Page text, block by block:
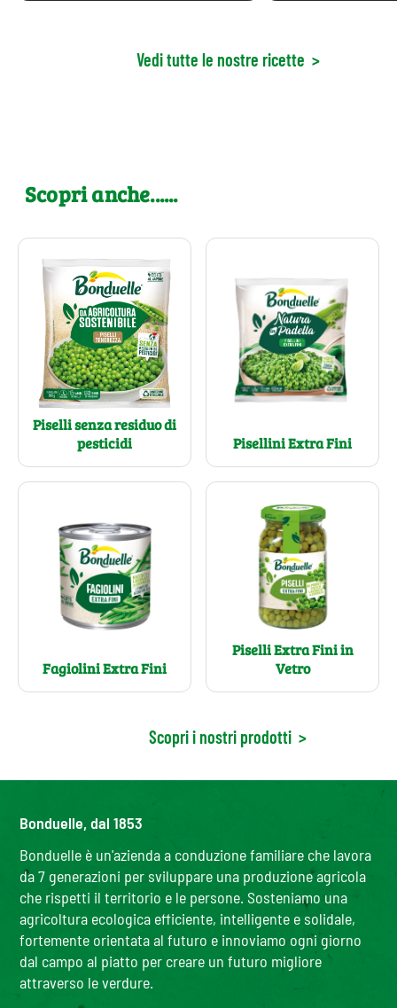
Vedi tutte le nostre ricette >
Scopri anche......
Piselli senza residuo di
pesticidi
Pisellini Extra Fini
Fagiolini Extra Fini
Piselli Extra Fini in
Vetro
Scopri i nostri prodotti >
Bonduelle, dal 1853
Bonduelle è un'azienda a conduzione familiare che lavora
da 7 generazioni per sviluppare una produzione agricola
che rispetti il territorio e le persone. Sosteniamo una
agricoltura ecologica efficiente, intelligente e solidale,
fortemente orientata al futuro e innoviamo ogni giorno
dal campo al piatto per creare un futuro migliore
attraverso le verdure.